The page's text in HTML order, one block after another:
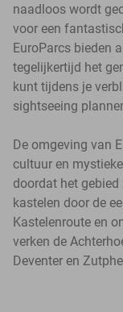
naadloos wordt
voor een
EuroParcs bieden
tegelijkertijd het
kunt tijdens je
sightseeing
De omgeving van
cultuur en
doordat het
kastelen door de
Kastelenroute en
verken de
Deventer en